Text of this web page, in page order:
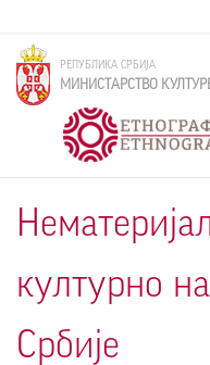
РЕПУБЛИКА СРБИЈА
МИНИСТАРСТВО
културно
Србије